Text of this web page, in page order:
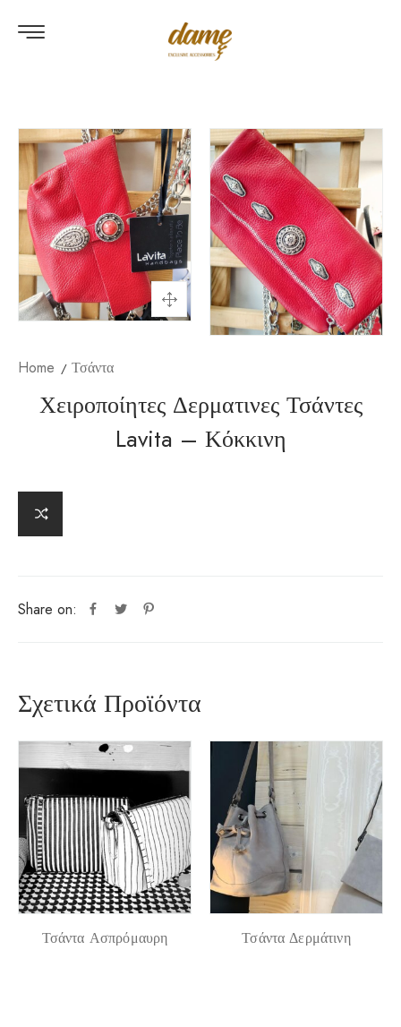
Home Τσάντα
Χειροποίητες Δερματινες Τσάντες
Lavita – Κόκκινη
Share on:
Σχετικά Προϊόντα
Τσάντα Ασπρόμαυρη Τσάντα Δερμάτινη